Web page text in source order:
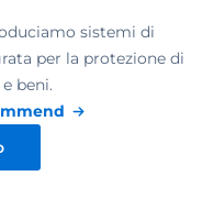
sistemi di
per la protezione di
beni.